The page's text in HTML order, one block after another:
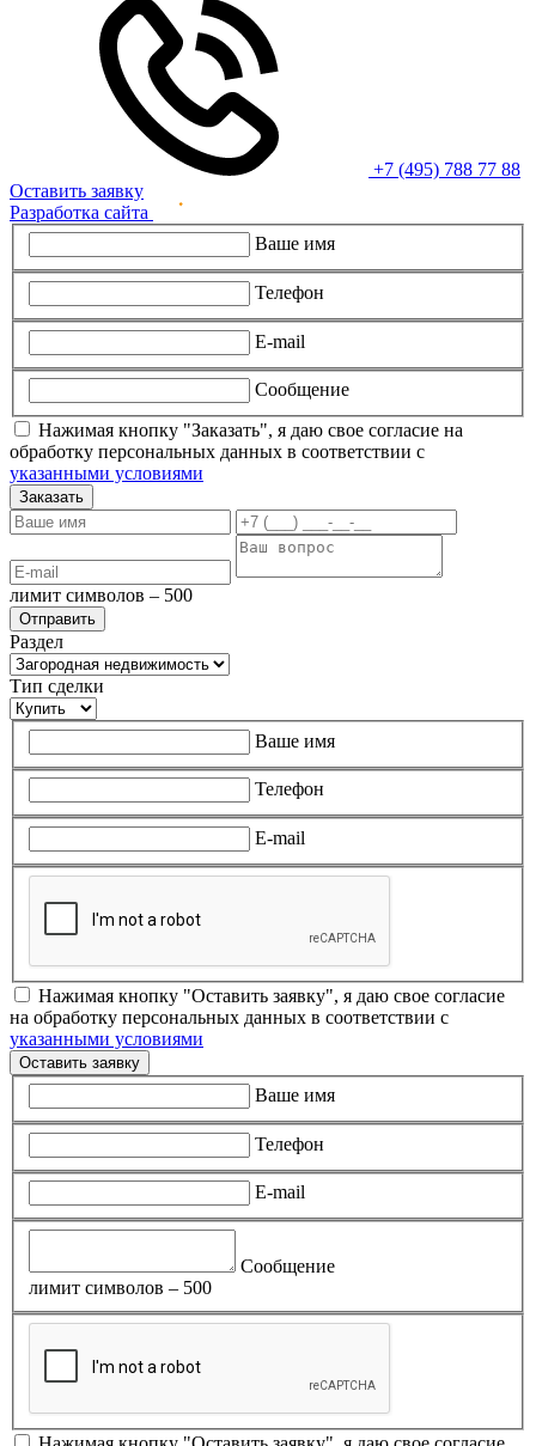
+7 (495) 788 77 88
Оставить заявку
Разработка сайта
Ваше имя
Телефон
E-mail
Сообщение
Нажимая кнопку "Заказать", я даю свое согласие на
обработку персональных данных в соответствии с
указанными условиями
Заказать
лимит символов – 500
Раздел
Тип сделки
Ваше имя
Телефон
E-mail
Нажимая кнопку "Оставить заявку", я даю свое согласие
на обработку персональных данных в соответствии с
указанными условиями
Оставить заявку
Ваше имя
Телефон
E-mail
Сообщение
лимит символов – 500